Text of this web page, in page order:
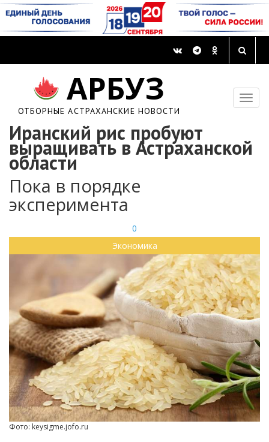
АРБУЗ
ОТБОРНЫЕ АСТРАХАНСКИЕ НОВОСТИ
Иранский рис пробуют
выращивать в Астраханской
области
Пока в порядке
эксперимента
0
Экономика
Фото: keysigme.jofo.ru